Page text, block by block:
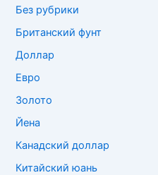
Без рубрики
Британский фунт
Доллар
Евро
Золото
Йена
Канадский доллар
Китайский юань